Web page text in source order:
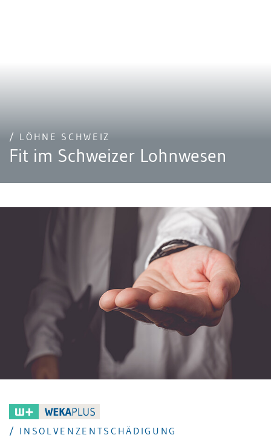
/ LÖHNE SCHWEIZ
Fit im Schweizer Lohnwesen
/ INSOLVENZENTSCHÄDIGUNG